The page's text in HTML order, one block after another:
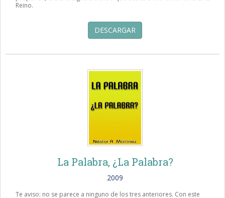
Reino.
DESCARGAR
La Palabra, ¿La Palabra?
2009
Te aviso: no se parece a ninguno de los tres anteriores. Con este